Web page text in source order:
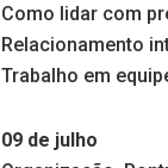
Como lidar com
Relacionamento
Trabalho em
09 de julho